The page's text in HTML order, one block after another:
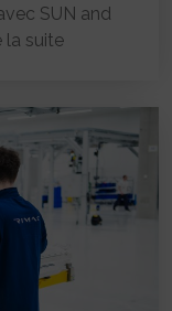
SUN and
la suite